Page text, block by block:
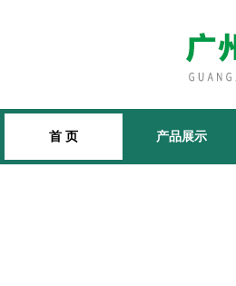
首 页 产品展示